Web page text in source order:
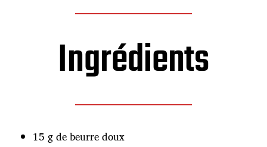
Ingrédients
15 g de beurre doux